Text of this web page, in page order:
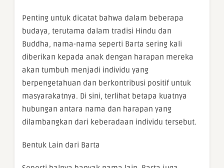
Penting untuk dicatat bahwa dalam beberapa
budaya, terutama dalam tradisi Hindu dan
Buddha, nama-nama seperti Barta sering kali
diberikan kepada anak dengan harapan mereka
akan tumbuh menjadi individu yang
berpengetahuan dan berkontribusi positif untuk
masyarakatnya. Di sini, terlihat betapa kuatnya
hubungan antara nama dan harapan yang
dilambangkan dari keberadaan individu tersebut.
Bentuk Lain dari Barta